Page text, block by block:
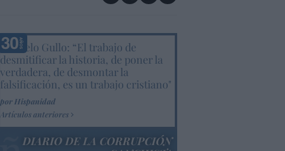
Marcelo Gullo: “El trabajo de
desmitificar la historia, de poner la
verdadera, de desmontar la
falsificación, es un trabajo cristiano"
por Hispanidad
Artículos anteriores
DIARIO DE LA CORRUPCIÓN